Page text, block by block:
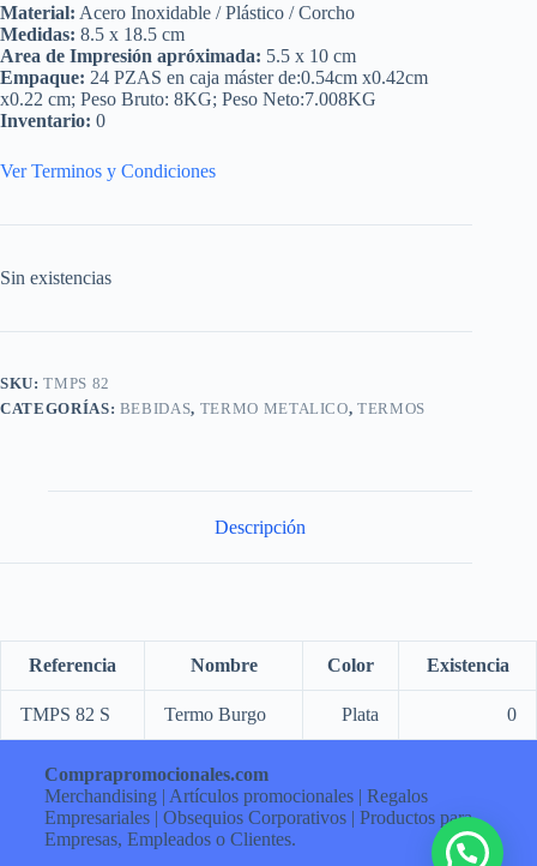
Material: Acero Inoxidable / Plástico / Corcho
Medidas: 8.5 x 18.5 cm
Area de Impresión apróximada: 5.5 x 10 cm
Empaque: 24 PZAS en caja máster de:0.54cm x0.42cm
x0.22 cm; Peso Bruto: 8KG; Peso Neto:7.008KG
Inventario: 0
Ver Terminos y Condiciones
Sin existencias
SKU:TMPS 82
CATEGORÍAS: BEBIDAS, TERMO METALICO,TERMOS
Descripción
Referencia Nombre Color Existencia
TMPS 82 S Termo Burgo Plata 0
Comprapromocionales.com
Merchandising | Artículos promocionales | Regalos
Empresariales | Obsequios Corporativos | Productos para
Empresas, Empleados o Clientes.